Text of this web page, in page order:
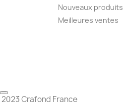
Nouveaux produits
Meilleures ventes
2023 Crafond France